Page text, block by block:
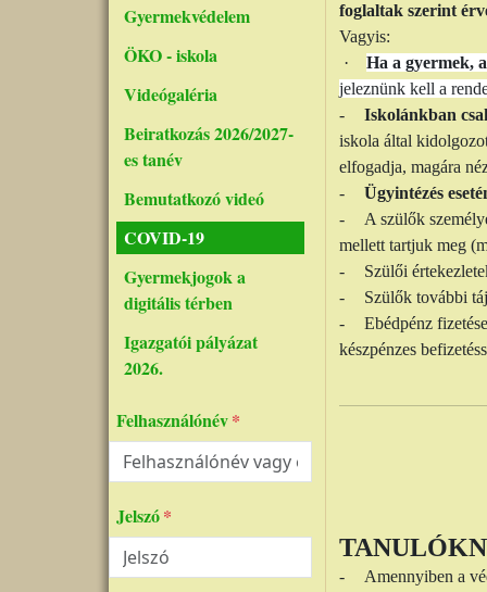
Gyermekvédelem
ÖKO - iskola
Videógaléria
Beiratkozás 2026/2027-
es tanév
Bemutatkozó videó
COVID-19
Gyermekjogok a
digitális térben
Igazgatói pályázat
2026.
Felhasználónév
Jelszó
foglaltak szerint
Vagyis:
·
Ha a gyermek,
jeleznünk kell a
-
Iskolánkban
iskola által
elfogadja, magára
-
Ügyintézés
-
A szülők
mellett tartjuk meg
-
Szülői
-
Szülők további
-
Ebédpénz
készpénzes
-
Amennyiben a